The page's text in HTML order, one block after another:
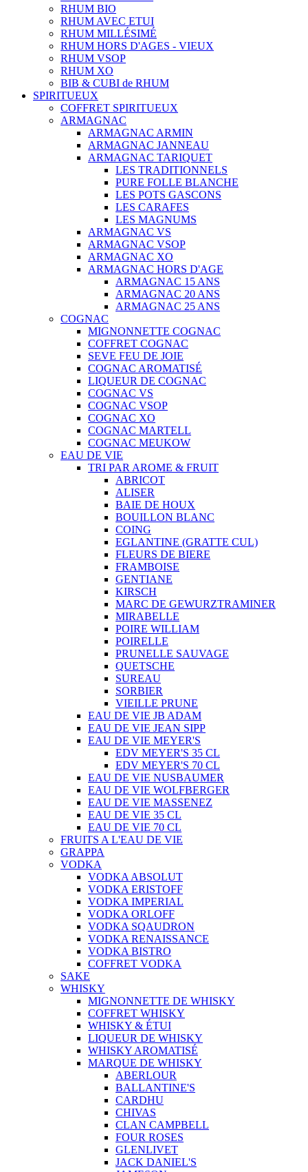
RHUM BIO
RHUM AVEC ETUI
RHUM MILLÉSIMÉ
RHUM HORS D'AGES - VIEUX
RHUM VSOP
RHUM XO
BIB & CUBI de RHUM
SPIRITUEUX
COFFRET SPIRITUEUX
ARMAGNAC
ARMAGNAC ARMIN
ARMAGNAC JANNEAU
ARMAGNAC TARIQUET
LES TRADITIONNELS
PURE FOLLE BLANCHE
LES POTS GASCONS
LES CARAFES
LES MAGNUMS
ARMAGNAC VS
ARMAGNAC VSOP
ARMAGNAC XO
ARMAGNAC HORS D'AGE
ARMAGNAC 15 ANS
ARMAGNAC 20 ANS
ARMAGNAC 25 ANS
COGNAC
MIGNONNETTE COGNAC
COFFRET COGNAC
SEVE FEU DE JOIE
COGNAC AROMATISÉ
LIQUEUR DE COGNAC
COGNAC VS
COGNAC VSOP
COGNAC XO
COGNAC MARTELL
COGNAC MEUKOW
EAU DE VIE
TRI PAR AROME & FRUIT
ABRICOT
ALISER
BAIE DE HOUX
BOUILLON BLANC
COING
EGLANTINE (GRATTE CUL)
FLEURS DE BIERE
FRAMBOISE
GENTIANE
KIRSCH
MARC DE GEWURZTRAMINER
MIRABELLE
POIRE WILLIAM
POIRELLE
PRUNELLE SAUVAGE
QUETSCHE
SUREAU
SORBIER
VIEILLE PRUNE
EAU DE VIE JB ADAM
EAU DE VIE JEAN SIPP
EAU DE VIE MEYER'S
EDV MEYER'S 35 CL
EDV MEYER'S 70 CL
EAU DE VIE NUSBAUMER
EAU DE VIE WOLFBERGER
EAU DE VIE MASSENEZ
EAU DE VIE 35 CL
EAU DE VIE 70 CL
FRUITS A L'EAU DE VIE
GRAPPA
VODKA
VODKA ABSOLUT
VODKA ERISTOFF
VODKA IMPERIAL
VODKA ORLOFF
VODKA SQAUDRON
VODKA RENAISSANCE
VODKA BISTRO
COFFRET VODKA
SAKE
WHISKY
MIGNONNETTE DE WHISKY
COFFRET WHISKY
WHISKY & ÉTUI
LIQUEUR DE WHISKY
WHISKY AROMATISÉ
MARQUE DE WHISKY
ABERLOUR
BALLANTINE'S
CARDHU
CHIVAS
CLAN CAMPBELL
FOUR ROSES
GLENLIVET
JACK DANIEL'S